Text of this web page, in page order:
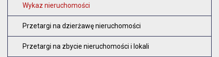
Wykaz nieruchomości
Przetargi na dzierżawę nieruchomości
Przetargi na zbycie nieruchomości i lokali